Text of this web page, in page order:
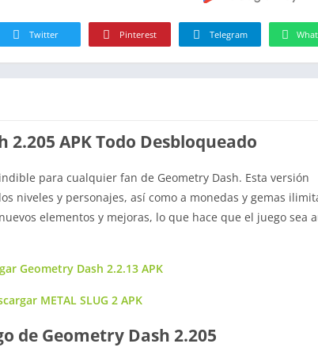
Twitter Pinterest Telegram
APK Todo Desbloqueado
para cualquier fan de Geometry Dash. Esta versión
niveles y personajes, así como a monedas y gemas
elementos y mejoras, lo que hace que el juego sea
Geometry Dash 2.2.13 APK
METAL SLUG 2 APK
de Geometry Dash 2.205